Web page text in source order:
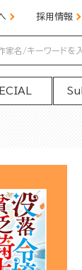
採用情報